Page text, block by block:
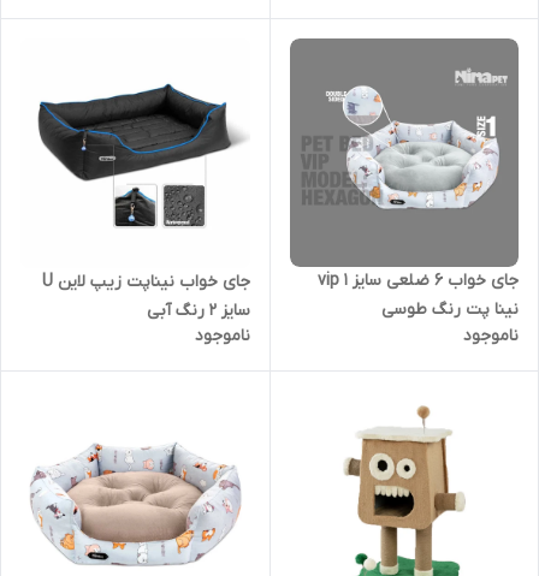
جای خواب 6 ضلعی سایز 1 vip
نینا پت رنگ طوسی
ناموجود
جای خواب نیناپت زیپ لاین U
سایز 2 رنگ آبی
ناموجود